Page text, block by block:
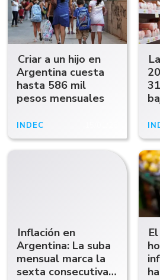
Criar a un hijo en
Argentina cuesta
hasta 586 mil
pesos mensuales
INDEC
Inflación en
Argentina: La suba
mensual marca la
sexta consecutiva y